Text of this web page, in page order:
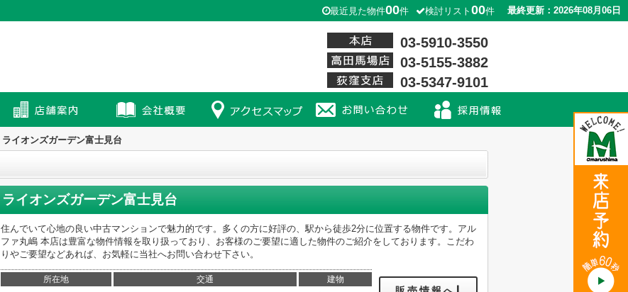
最近見た物件00件 検討リスト 00件 最終更新：2026年08月06日
03-5910-3550
03-5155-3882
03-5347-9101
ライオンズガーデン富士見台
ライオンズガーデン富士見台
住んでいて心地の良い中古マンションで魅力的です。多くの方に好評の、駅から徒歩2分に位置する物件です。アル
ファ丸嶋 本店は豊富な物件情報を取り扱っており、お客様のご要望に適した物件のご紹介をしております。こだわ
りやご要望などあれば、お気軽に当社へお問い合わせ下さい。
所在地 交通 建物